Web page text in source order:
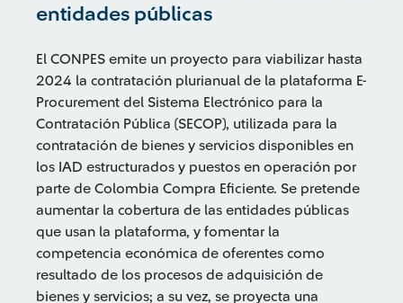
entidades públicas
El CONPES emite un proyecto para viabilizar hasta
2024 la contratación plurianual de la plataforma E-
Procurement del Sistema Electrónico para la
Contratación Pública (SECOP), utilizada para la
contratación de bienes y servicios disponibles en
los IAD estructurados y puestos en operación por
parte de Colombia Compra Eficiente. Se pretende
aumentar la cobertura de las entidades públicas
que usan la plataforma, y fomentar la
competencia económica de oferentes como
resultado de los procesos de adquisición de
bienes y servicios; a su vez, se proyecta una